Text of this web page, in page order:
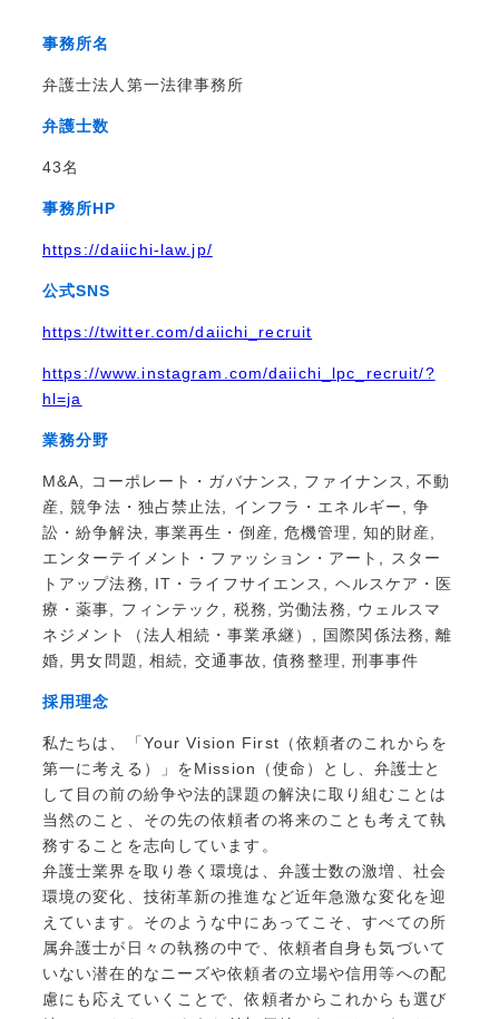
事務所名
弁護士法人第一法律事務所
弁護士数
43名
事務所HP
https://daiichi-law.jp/
公式SNS
https://twitter.com/daiichi_recruit
https://www.instagram.com/daiichi_lpc_recruit/?
hl=ja
業務分野
M&A, コーポレート・ガバナンス, ファイナンス, 不動
産, 競争法・独占禁止法, インフラ・エネルギー, 争
訟・紛争解決, 事業再生・倒産, 危機管理, 知的財産,
エンターテイメント・ファッション・アート, スター
トアップ法務, IT・ライフサイエンス, ヘルスケア・医
療・薬事, フィンテック, 税務, 労働法務, ウェルスマ
ネジメント（法人相続・事業承継）, 国際関係法務, 離
婚, 男女問題, 相続, 交通事故, 債務整理, 刑事事件
採用理念
私たちは、「Your Vision First（依頼者のこれからを
第一に考える）」をMission（使命）とし、弁護士と
して目の前の紛争や法的課題の解決に取り組むことは
当然のこと、その先の依頼者の将来のことも考えて執
務することを志向しています。
弁護士業界を取り巻く環境は、弁護士数の激増、社会
環境の変化、技術革新の推進など近年急激な変化を迎
えています。そのような中にあってこそ、すべての所
属弁護士が日々の執務の中で、依頼者自身も気づいて
いない潜在的なニーズや依頼者の立場や信用等への配
慮にも応えていくことで、依頼者からこれからも選び